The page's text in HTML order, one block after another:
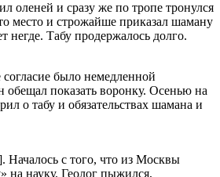
оленей и сразу же по тропе тронулся
место и строжайше приказал шаману
негде. Табу продержалось долго.
было немедленной
обещал показать воронку. Осенью на
о табу и обязательствах шамана и
с того, что из Москвы
на науку. Геолог пыжился,